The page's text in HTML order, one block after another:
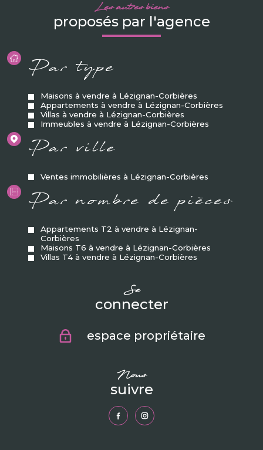
Les autres biens
proposés par l'agence
Par type
Maisons à vendre à Lézignan-Corbières
Appartements à vendre à Lézignan-Corbières
Villas à vendre à Lézignan-Corbières
Immeubles à vendre à Lézignan-Corbières
Par ville
Ventes immobilières à Lézignan-Corbières
Par nombre de pièces
Appartements T2 à vendre à Lézignan-
Corbières
Maisons T6 à vendre à Lézignan-Corbières
Villas T4 à vendre à Lézignan-Corbières
se
connecter
espace propriétaire
nous
suivre